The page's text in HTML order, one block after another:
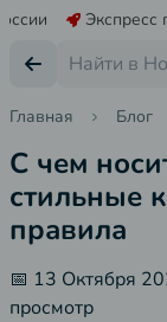
Экспресс
Главная Блог
С чем
стильные
правила
📅 13 Октября
просмотр